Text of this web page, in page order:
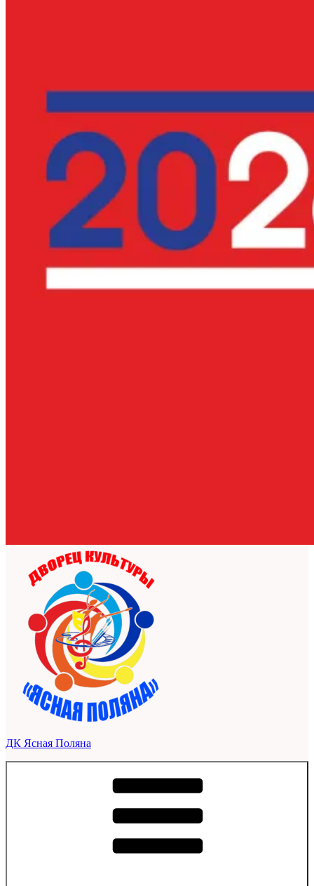
ДК Ясная Поляна